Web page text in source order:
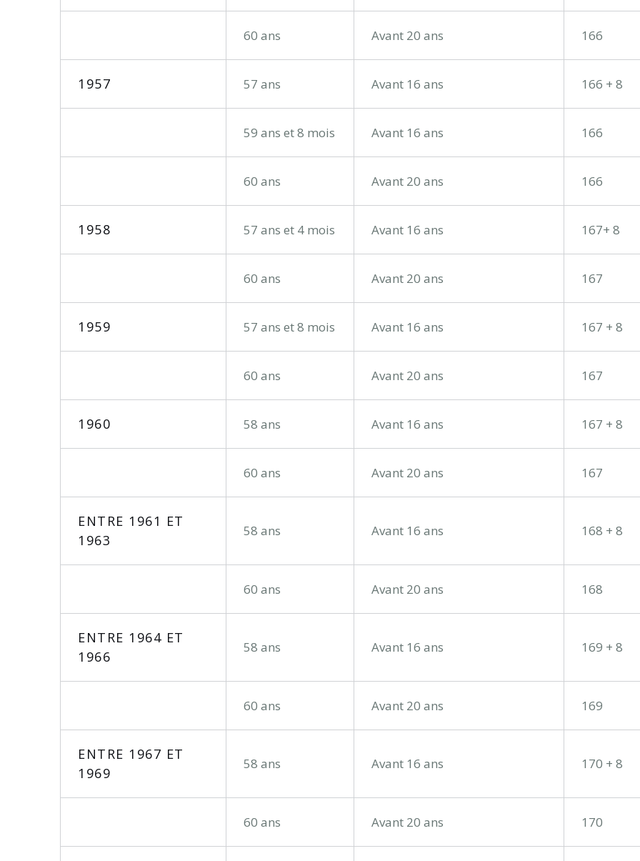
60 ans Avant 20 ans 166
1957 57 ans Avant 16 ans 166 + 8
59 ans et 8 mois Avant 16 ans 166
60 ans Avant 20 ans 166
1958 57 ans et 4 mois Avant 16 ans 167+ 8
60 ans Avant 20 ans 167
1959 57 ans et 8 mois Avant 16 ans 167 + 8
60 ans Avant 20 ans 167
1960 58 ans Avant 16 ans 167 + 8
60 ans Avant 20 ans 167
ENTRE 1961 ET
1963
58 ans Avant 16 ans 168 + 8
60 ans Avant 20 ans 168
ENTRE 1964 ET
1966
58 ans Avant 16 ans 169 + 8
60 ans Avant 20 ans 169
ENTRE 1967 ET
1969
58 ans Avant 16 ans 170 + 8
60 ans Avant 20 ans 170